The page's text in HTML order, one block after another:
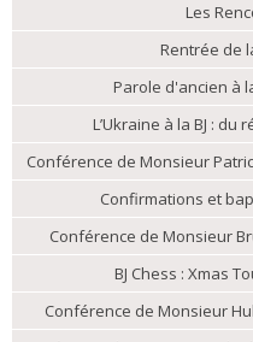
Les
Rentrée de
Parole d'ancien à
L’Ukraine à la BJ :
Conférence de Monsieur
Confirmations et
Conférence de Monsieur
BJ Chess : Xmas
Conférence de Monsieur